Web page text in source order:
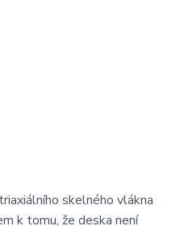
skelného vlákna
k tomu, že deska není